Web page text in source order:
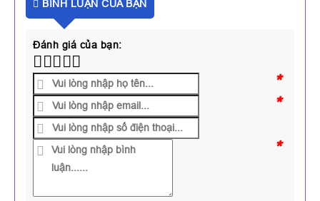
BÌNH LUẬN CỦA BẠN
Đánh giá của bạn:
*
*
*